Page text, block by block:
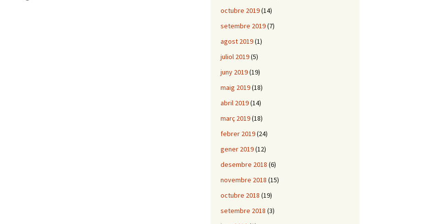
octubre 2019(14)
setembre 2019(7)
agost 2019(1)
juliol 2019(5)
juny 2019(19)
maig 2019(18)
abril 2019(14)
març 2019(18)
febrer 2019(24)
gener 2019(12)
desembre 2018 (6)
novembre 2018 (15)
octubre 2018 (19)
setembre 2018 (3)